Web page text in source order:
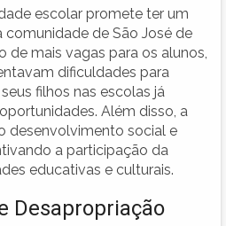
escolar promete ter um
de São José de
de mais vagas para os alunos,
dificuldades para
filhos nas escolas já
Além disso, a
desenvolvimento social e
a participação da
educativas e culturais.
Desapropriação